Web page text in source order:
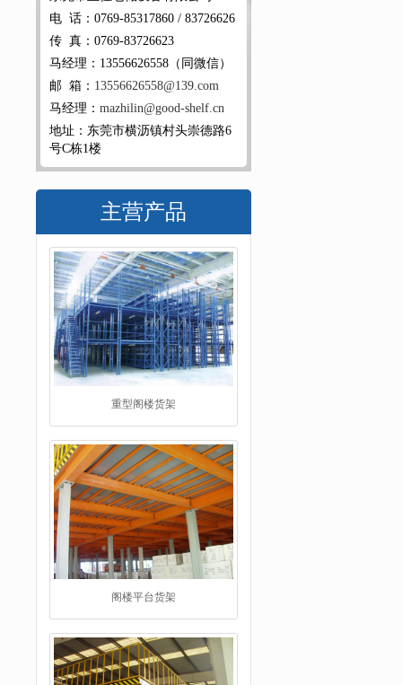
电 话：0769-85317860 / 83726626
传 真：0769-83726623
马经理：13556626558（同微信）
邮 箱： 13556626558@139.com
马经理： mazhilin@good-shelf.cn
地址：东莞市横沥镇村头崇德路6
号C栋1楼
主营产品
重型阁楼货架
阁楼平台货架